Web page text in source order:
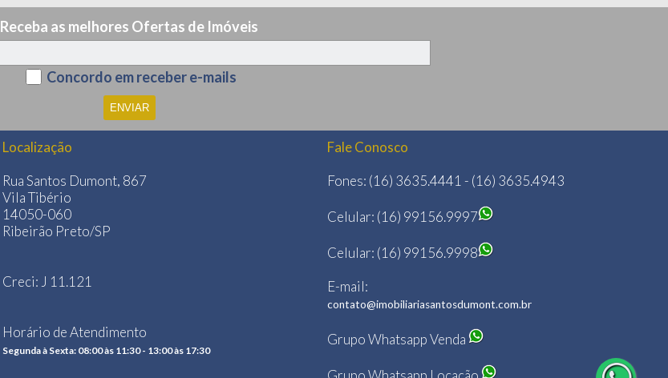
Receba as melhores Ofertas de Imóveis
Concordo em receber e-mails
Localização
Rua Santos Dumont, 867
Vila Tibério
14050-060
Ribeirão Preto/SP
Creci: J 11.121
Horário de Atendimento
Segunda à Sexta: 08:00 às 11:30 - 13:00 às 17:30
Fale Conosco
Fones: (16) 3635.4441 - (16) 3635.4943
Celular: (16) 99156.9997
Celular: (16) 99156.9998
E-mail:
contato@imobiliariasantosdumont.com.br
Grupo Whatsapp Venda